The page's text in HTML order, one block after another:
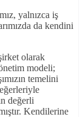
yalnızca iş
da kendini
olarak
modeli;
temelini
değerli
Kendilerine